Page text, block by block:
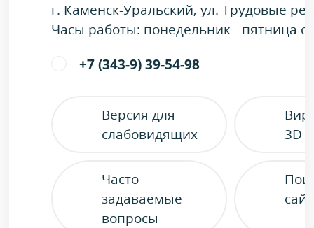
г. Каменск-Уральский, ул. Трудовые
Часы работы: понедельник - пятница с
+7 (343-9) 39-54-98
Версия для
слабовидящих
3D
Часто
задаваемые
вопросы